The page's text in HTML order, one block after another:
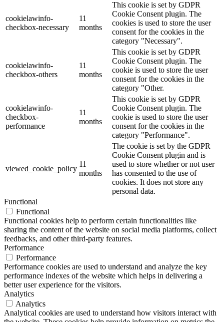
cookielawinfo-
checkbox-necessary
11
months
This cookie is set by GDPR
Cookie Consent plugin. The
cookies is used to store the user
consent for the cookies in the
category "Necessary".
cookielawinfo-
checkbox-others
11
months
This cookie is set by GDPR
Cookie Consent plugin. The
cookie is used to store the user
consent for the cookies in the
category "Other.
cookielawinfo-
checkbox-
performance
11
months
This cookie is set by GDPR
Cookie Consent plugin. The
cookie is used to store the user
consent for the cookies in the
category "Performance".
viewed_cookie_policy
11
months
The cookie is set by the GDPR
Cookie Consent plugin and is
used to store whether or not user
has consented to the use of
cookies. It does not store any
personal data.
Functional
Functional
Functional cookies help to perform certain functionalities like
sharing the content of the website on social media platforms, collect
feedbacks, and other third-party features.
Performance
Performance
Performance cookies are used to understand and analyze the key
performance indexes of the website which helps in delivering a
better user experience for the visitors.
Analytics
Analytics
Analytical cookies are used to understand how visitors interact with